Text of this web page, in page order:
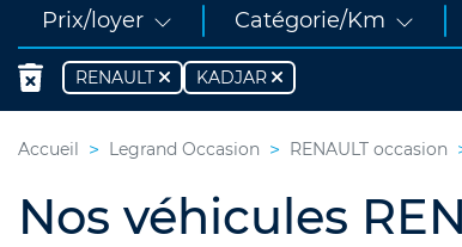
Prix/loyer Catégorie/Km
RENAULT KADJAR
Accueil Legrand Occasion RENAULT occasion
Nos véhicules